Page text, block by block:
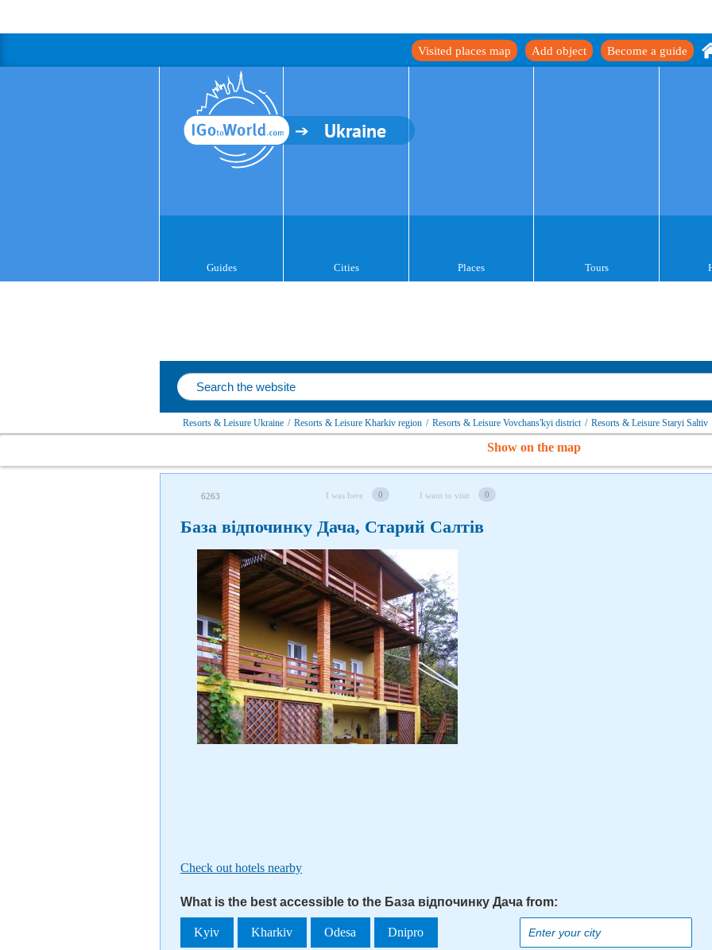
Become a guide
Add object
Visited places map
Ukraine
Guides Cities Places Tours
Resorts & Leisure Ukraine / Resorts & Leisure Kharkiv region / Resorts & Leisure Vovchans'kyi district / Resorts & Leisure Staryi Saltiv
Show on the map
6263 I was here 0 I want to visit 0
База відпочинку Дача, Старий Салтів
Check out hotels nearby
What is the best accessible to the База відпочинку Дача from:
Kyiv Kharkiv Odesa Dnipro